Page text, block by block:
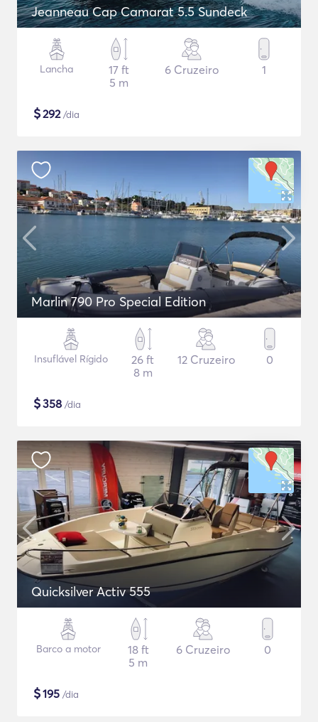
Jeanneau Cap Camarat 5.5 Sundeck
Lancha
17 ft
5 m
6 Cruzeiro 1
$292/dia
Marlin 790 Pro Special Edition
Insuflável Rígido
26 ft
8 m
12 Cruzeiro 0
$358 /dia
Quicksilver Activ 555
Barco a motor
18 ft
5 m
6 Cruzeiro 0
$195 /dia